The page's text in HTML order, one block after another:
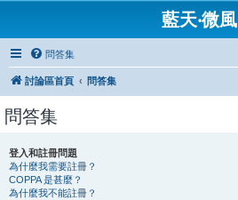
藍天‧微風
問答集
討論區首頁 問答集
問答集
登入和註冊問題
為什麼我需要註冊？
COPPA 是甚麼？
為什麼我不能註冊？